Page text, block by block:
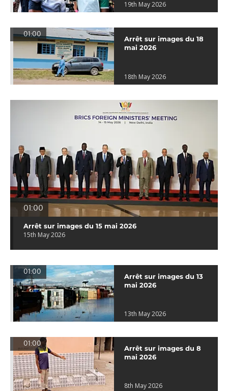
19th May 2026
01:00
Arrêt sur images du 18
mai 2026
18th May 2026
01:00
Arrêt sur images du 15 mai 2026
15th May 2026
01:00
Arrêt sur images du 13
mai 2026
13th May 2026
01:00
Arrêt sur images du 8
mai 2026
8th May 2026